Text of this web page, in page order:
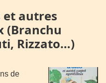
et autres
(Branchu
Rizzato…)
de